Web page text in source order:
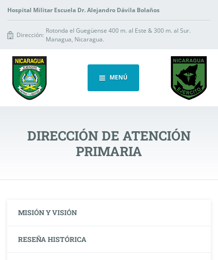
Hospital Militar Escuela Dr. Alejandro Dávila Bolaños
Dirección:
Rotonda el Guegüense 400 m. al Este & 300 m. al Sur.
Managua, Nicaragua.
MENÚ
DIRECCIÓN DE ATENCIÓN
PRIMARIA
MISIÓN Y VISIÓN
RESEÑA HISTÓRICA